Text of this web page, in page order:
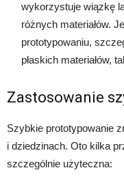
wykorzystuje wiązkę
różnych materiałów.
prototypowaniu,
płaskich materiałów,
Zastosowanie
Szybkie prototypowanie
i dziedzinach. Oto kilka
szczególnie użyteczna: